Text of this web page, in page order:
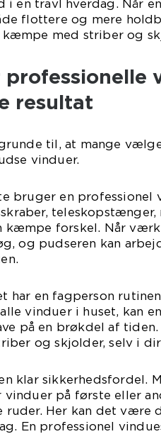
i en travl hverdag. Når
flottere og mere
med striber og
professionelle
resultat
til, at mange
vinduer.
bruger en professionel
kæmpe forskel. Når
og pudseren kan
har en fagperson
vinduer i huset, kan
på en brøkdel af
og skjolder, selv i
klar sikkerhedsfordel.
vinduer på første eller
Her kan det være
En professionel